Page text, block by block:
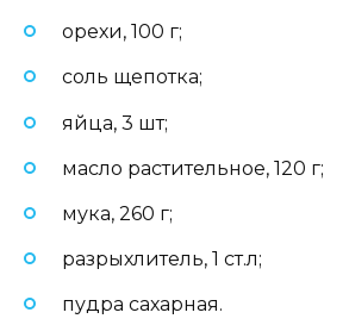
орехи, 100 г;
соль щепотка;
яйца, 3 шт;
масло растительное, 120 г;
мука, 260 г;
разрыхлитель, 1 ст.л;
пудра сахарная.